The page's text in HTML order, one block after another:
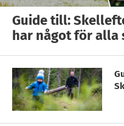
Guide till:
har något för alla